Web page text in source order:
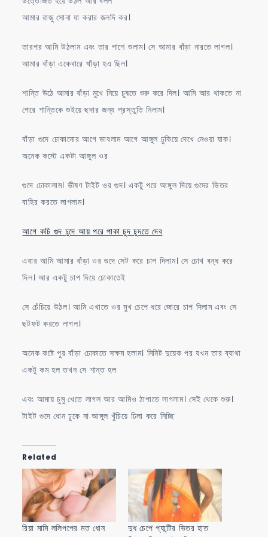
আমার রাজু সোনা যা করার জলদি কর।
তারপর আমি উঠলাম এবং তার পাশে শুলাম। সে আমার বাঁড়া নারতে লাগল।
আমার বাঁড়া একেবারে খাঁড়া হএ ছিল।
শান্তি উঠে আমার বাঁড়া মুখে নিয়ে চুষতে শুরু করে দিল। আমি আর থাকতে না
পেরে শান্তিকে শুইয়ে ছদার জন্য প্রস্তুতি নিলাম।
বাঁড়া গুদে ঢোকানোর আগে ভাবলাম আগে আঙ্গুল ঢুকিয়ে দেখে নেওয়া যাক।
অনেক কস্টে একটা আঙ্গুল ওর
গুদে ঢোকালাম। ভীষণ টাইট ওর গুদ। একটু পরে আঙ্গুল দিয়ে গুদের ভিতর
বাহির করতে লাগলাম।
আগে কচি গুদ চুদে আয় পরে পাকা চুদ চুদতে দেব
এবার আমি আমার বাঁড়া ওর গুদে সেট করে চাপ দিলাম। সে চোখ বন্ধ করে
দিল। আর একটু চাপ দিয়ে ঢোকাতেই
সে চেঁচিয়ে উঠল। আমি এখাতে ওর মুখ চেপে ধরে জোরে চাপ দিলাম এবং সে
ছটফট করতে লাগল।
অনেক কষ্টে পুর বাঁড়া ঢোকাতে সক্ষম হলাম। মিনিট দুয়েক পর যখন তার ব্যাথা
একটু কম হল তখন সে শান্ত হল
এবং আমায় চুমু খেতে লাগল আর আমিও ঠাপাতে লাগলাম। সেই থেকে শুরু।
টাইট গুদে ধোন ঢুকে না আঙ্গুল খুঁচিয়ে ঢিলা করে নিচ্ছি
Related
রিয়া মামি ললিপপের মত ধোন
দুধ চেপে প্যান্টির ভিতর হাত